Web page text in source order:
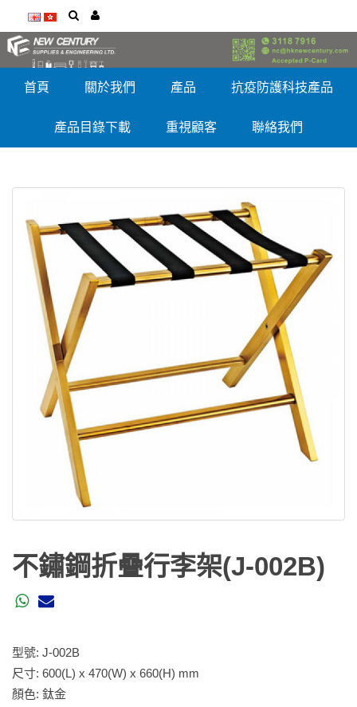
首頁 關於我們 產品 抗疫防護科技產品
產品目錄下載 重視顧客 聯絡我們
不鏽鋼折疊行李架(J-002B)
型號: J-002B
尺寸: 600(L) x 470(W) x 660(H) mm
顏色: 鈦金